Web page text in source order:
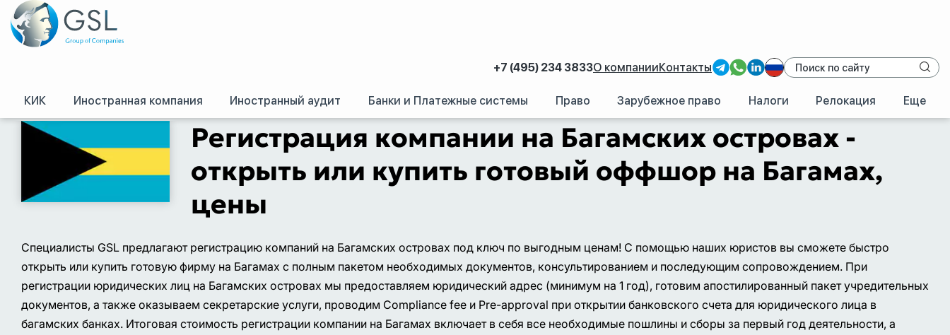
+7 (495) 234 3833О компанииКонтакты
КИК Иностранная компания Иностранный аудит Банки и Платежные системы Право Зарубежное право Налоги Релокация Еще
GSL/Оффшоры и международное право. Регистрация оффшорных компаний./ Регистрация иностранных компаний за рубежом / Южная и Северная Америка/ Багамские острова
Регистрация компании на Багамских островах -
открыть или купить готовый оффшор на Багамах,
цены
Специалисты GSL предлагают регистрацию компаний на Багамских островах под ключ по выгодным ценам! С помощью наших юристов вы сможете быстро
открыть или купить готовую фирму на Багамах с полным пакетом необходимых документов, консультированием и последующим сопровождением. При
регистрации юридических лиц на Багамских островах мы предоставляем юридический адрес (минимум на 1 год), готовим апостилированный пакет учредительных
документов, а также оказываем секретарские услуги, проводим Compliance fee и Pre-approval при открытии банковского счета для юридического лица в
багамских банках. Итоговая стоимость регистрации компании на Багамах включает в себя все необходимые пошлины и сборы за первый год деятельности, а